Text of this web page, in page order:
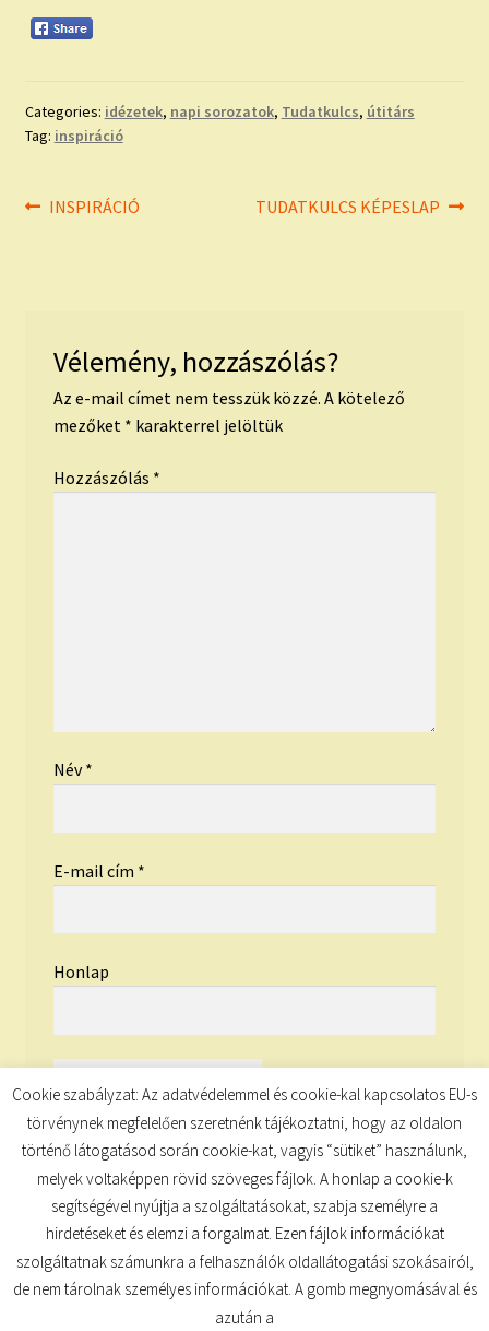
Categories: idézetek, napi sorozatok, Tudatkulcs, útitárs
Tag: inspiráció
Bejegyzés
Previous
INSPIRÁCIÓ
Next
TUDATKULCS KÉPESLAP
Vélemény, hozzászólás?
Az e-mail címet nem tesszük közzé. A kötelező
mezőket * karakterrel jelöltük
Hozzászólás *
Név*
E-mail cím *
Honlap
© TUDATKULCS 2026
Cookie szabályzat: Az adatvédelemmel és cookie-kal kapcsolatos EU-s
törvénynek megfelelően szeretnénk tájékoztatni, hogy az oldalon
történő látogatásod során cookie-kat, vagyis “sütiket” használunk,
melyek voltaképpen rövid szöveges fájlok. A honlap a cookie-k
segítségével nyújtja a szolgáltatásokat, szabja személyre a
hirdetéseket és elemzi a forgalmat. Ezen fájlok információkat
szolgáltatnak számunkra a felhasználók oldallátogatási szokásairól,
de nem tárolnak személyes információkat. A gomb megnyomásával és
azután a